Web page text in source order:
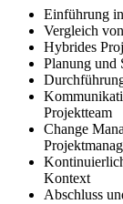
Einführung
Vergleich
Hybrides
Planung und
Projektteam
Change
Kontext
Abschluss